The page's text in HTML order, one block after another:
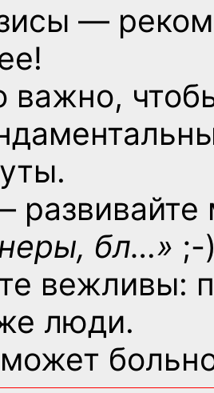
—
важно,
развивайте
бл…» ;-
вежливы:
люди.